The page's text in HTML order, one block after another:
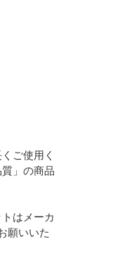
ご使用く
」の商品
はメーカ
願いいた